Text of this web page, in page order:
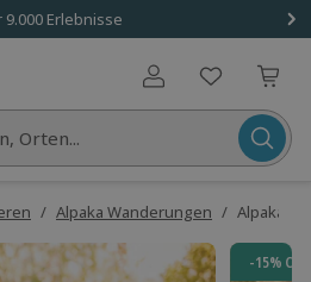
9.000 Erlebnisse
Benutzerkonto
Orten...
/ Alpaka Wanderungen / Alpaka
-15%